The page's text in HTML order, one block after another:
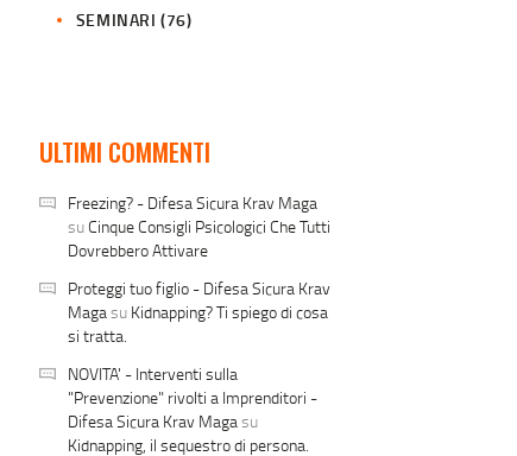
SEMINARI (76)
ULTIMI COMMENTI
Freezing? - Difesa Sicura Krav Maga
su Cinque Consigli Psicologici Che Tutti
Dovrebbero Attivare
Proteggi tuo figlio - Difesa Sicura Krav
Magasu Kidnapping? Ti spiego di cosa
si tratta.
NOVITA' - Interventi sulla
"Prevenzione" rivolti a Imprenditori -
Difesa Sicura Krav Magasu
Kidnapping, il sequestro di persona.